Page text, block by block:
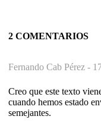
2 COMENTARIOS
Fernando Cab Pérez -
Creo que este texto
cuando hemos estado
semejantes.